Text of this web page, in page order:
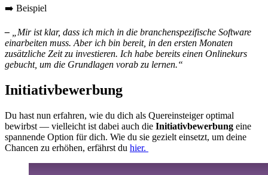
➡️ Beispiel
–
„Mir ist klar, dass ich mich in die branchenspezifische Software
einarbeiten muss. Aber ich bin bereit, in den ersten Monaten
zusätzliche Zeit zu investieren. Ich habe bereits einen Onlinekurs
gebucht, um die Grundlagen vorab zu lernen.“
Initiativbewerbung
Du hast nun erfahren, wie du dich als Quereinsteiger optimal
bewirbst — vielleicht ist dabei auch die Initiativbewerbung eine
spannende Option für dich. Wie du sie gezielt einsetzt, um deine
Chancen zu erhöhen, erfährst du hier.